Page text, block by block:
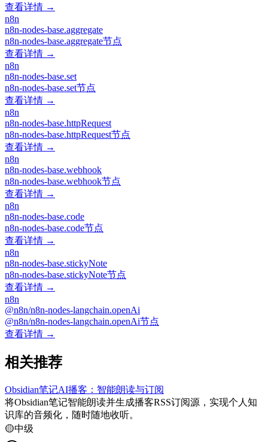
查看详情 →
n8n
n8n-nodes-base.aggregate
n8n-nodes-base.aggregate节点
查看详情 →
n8n
n8n-nodes-base.set
n8n-nodes-base.set节点
查看详情 →
n8n
n8n-nodes-base.httpRequest
n8n-nodes-base.httpRequest节点
查看详情 →
n8n
n8n-nodes-base.webhook
n8n-nodes-base.webhook节点
查看详情 →
n8n
n8n-nodes-base.code
n8n-nodes-base.code节点
查看详情 →
n8n
n8n-nodes-base.stickyNote
n8n-nodes-base.stickyNote节点
查看详情 →
n8n
@n8n/n8n-nodes-langchain.openAi
@n8n/n8n-nodes-langchain.openAi节点
查看详情 →
相关推荐
Obsidian笔记AI播客：智能朗读与订阅
将Obsidian笔记智能朗读并生成播客RSS订阅源，实现个人知
识库的音频化，随时随地收听。
🟡中级